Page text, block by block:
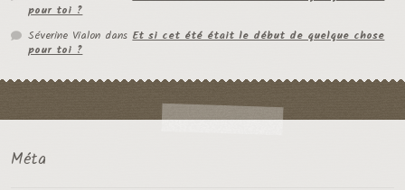
pour toi ?
Séverine Vialon dansEt si cet été était le début de quelque chose
pour toi ?
Méta